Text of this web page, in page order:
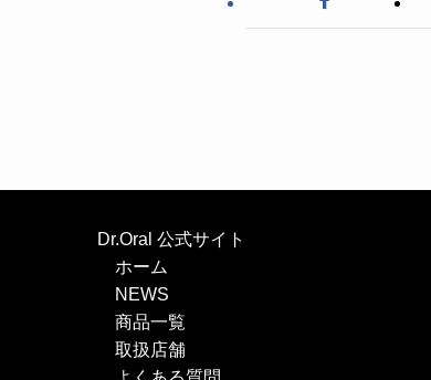
Dr.Oral 公式サイト
ホーム
NEWS
商品一覧
取扱店舗